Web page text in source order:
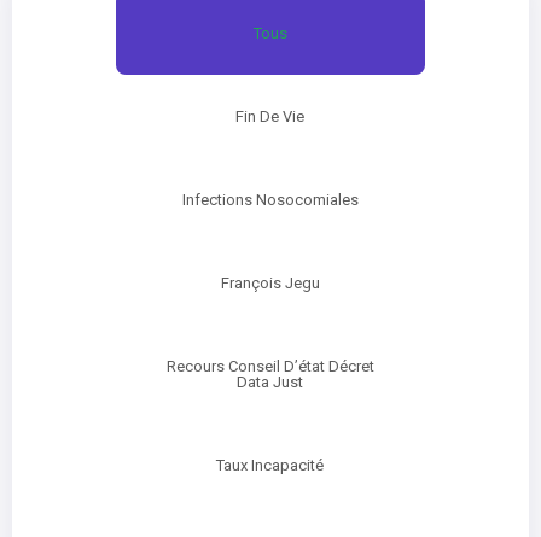
Tous
Fin De Vie
Infections Nosocomiales
François Jegu
Recours Conseil D’état Décret
Data Just
Taux Incapacité